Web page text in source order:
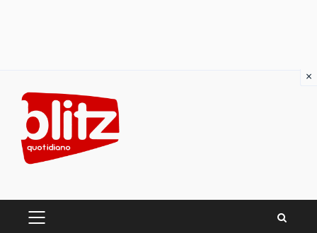
content
PRIMARY
×